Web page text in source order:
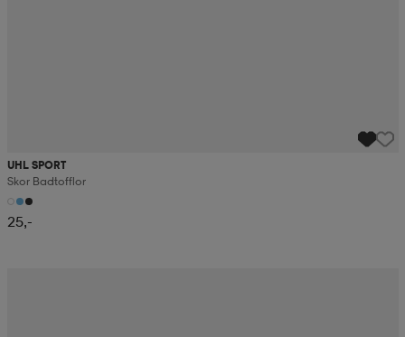
UHL SPORT
Skor Badtofflor
25,-